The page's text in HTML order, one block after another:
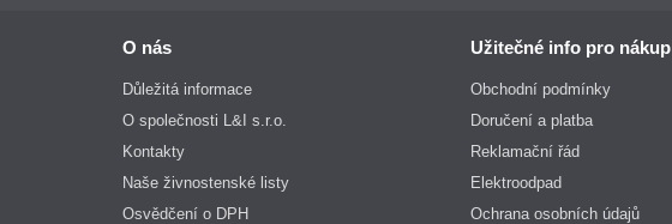
O nás
Důležitá informace
O společnosti L&I s.r.o.
Kontakty
Naše živnostenské listy
Osvědčení o DPH
Užitečné info pro nákup
Obchodní podmínky
Doručení a platba
Reklamační řád
Elektroodpad
Ochrana osobních údajů